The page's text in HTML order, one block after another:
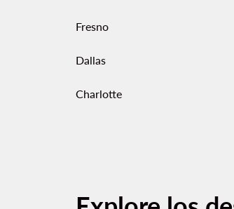
Fresno
Dallas
Charlotte